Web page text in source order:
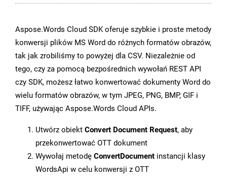
Aspose.Words Cloud SDK oferuje szybkie i proste metody
konwersji plików MS Word do różnych formatów obrazów,
tak jak zrobiliśmy to powyżej dla CSV. Niezależnie od
tego, czy za pomocą bezpośrednich wywołań REST API
czy SDK, możesz łatwo konwertować dokumenty Word do
wielu formatów obrazów, w tym JPEG, PNG, BMP, GIF i
TIFF, używając Aspose.Words Cloud APIs.
Utwórz obiekt Convert Document Request, aby
przekonwertować OTT dokument
Wywołaj metodę ConvertDocument instancji klasy
WordsApi w celu konwersji z OTT